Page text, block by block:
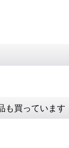
も買っています